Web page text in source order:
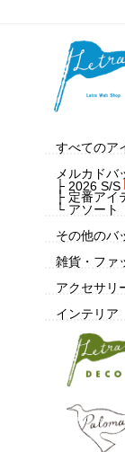
すべてのア
メルカドバ
├ 2026 S/S
├ 定番アイ
└ アソート
その他のバ
雑貨・ファ
アクセサリ
インテリア